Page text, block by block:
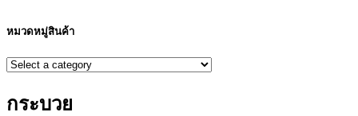
หมวดหมู่สินค้า
กระบวย